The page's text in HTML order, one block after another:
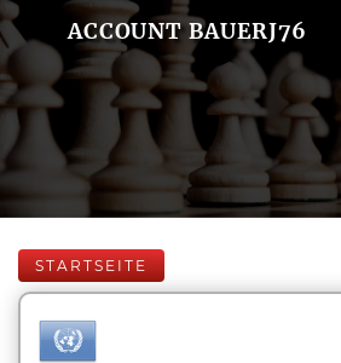
ACCOUNT BAUERJ76
STARTSEITE